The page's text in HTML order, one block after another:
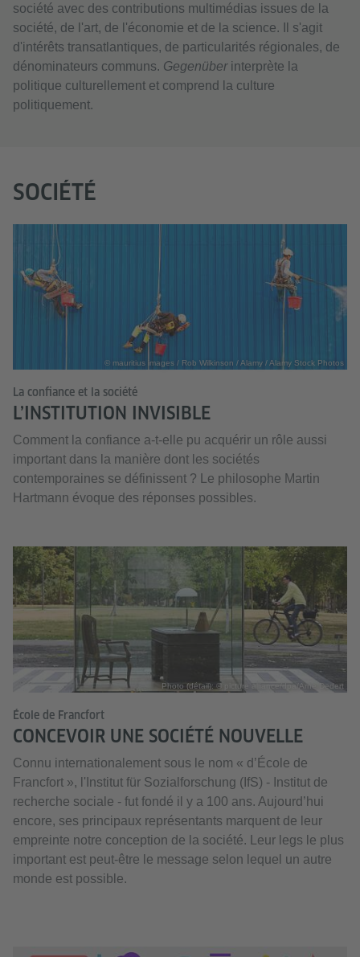
société avec des contributions multimédias issues de la
société, de l'art, de l'économie et de la science. Il s'agit
d'intérêts transatlantiques, de particularités régionales, de
dénominateurs communs. Gegenüberinterprète la
politique culturellement et comprend la culture
politiquement.
SOCIÉTÉ
© mauritius images / Rob Wilkinson / Alamy / Alamy Stock Photos
La confiance et la société
L’INSTITUTION INVISIBLE
Comment la confiance a-t-elle pu acquérir un rôle aussi
important dans la manière dont les sociétés
contemporaines se définissent ? Le philosophe Martin
Hartmann évoque des réponses possibles.
Photo (détail): © picture alliance/dpa/Arne Dedert
École de Francfort
CONCEVOIR UNE SOCIÉTÉ NOUVELLE
Connu internationalement sous le nom « d’École de
Francfort », l'Institut für Sozialforschung (IfS) - Institut de
recherche sociale - fut fondé il y a 100 ans. Aujourd’hui
encore, ses principaux représentants marquent de leur
empreinte notre conception de la société. Leur legs le plus
important est peut-être le message selon lequel un autre
monde est possible.